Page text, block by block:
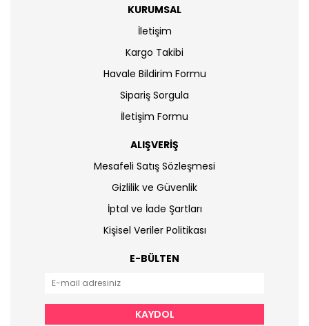
KURUMSAL
İletişim
Kargo Takibi
Havale Bildirim Formu
Sipariş Sorgula
İletişim Formu
ALIŞVERİŞ
Mesafeli Satış Sözleşmesi
Gizlilik ve Güvenlik
İptal ve İade Şartları
Kişisel Veriler Politikası
E-BÜLTEN
KAYDOL